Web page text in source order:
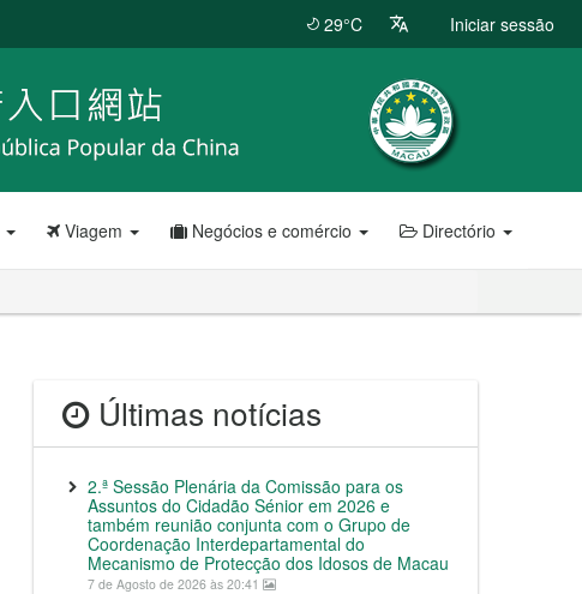
29°C Iniciar sessão
Viagem Negócios e comércio Directório
Últimas notícias
2.ª Sessão Plenária da Comissão para os
Assuntos do Cidadão Sénior em 2026 e
também reunião conjunta com o Grupo de
Coordenação Interdepartamental do
Mecanismo de Protecção dos Idosos de Macau
7 de Agosto de 2026 às 20:41